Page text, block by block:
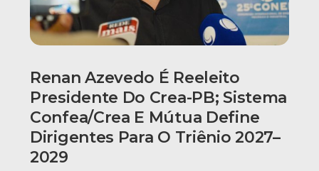
Renan Azevedo É Reeleito
Presidente Do Crea-PB; Sistema
Confea/Crea E Mútua Define
Dirigentes Para O Triênio 2027–
2029